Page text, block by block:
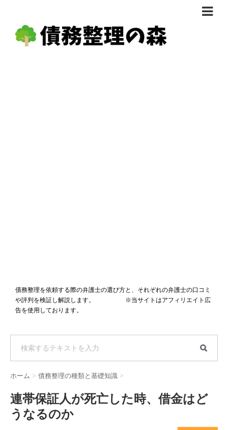
債務整理体験談
債務整理を依頼する際の弁護士の選び方と、それぞれの弁護士の口コミ
や評判を検証し解説します。 ※当サイトはアフィリエイト広
告を使用しております。
ホーム > 債務整理の種類と基礎知識 >
連帯保証人が死亡した時、借金はど
うなるのか